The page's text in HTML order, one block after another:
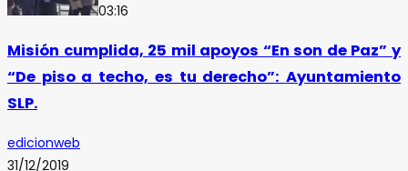
03:16
Misión cumplida, 25 mil apoyos “En son de Paz” y
“De piso a techo, es tu derecho”: Ayuntamiento
SLP.
edicionweb
31/12/2019